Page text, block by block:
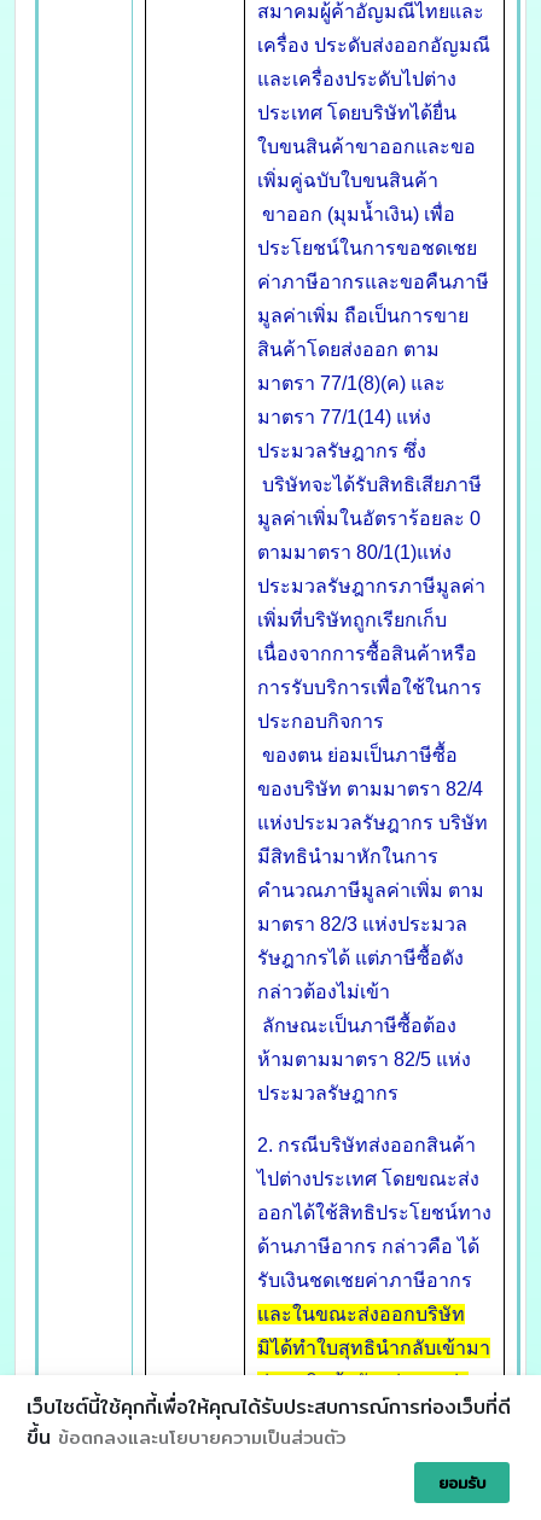
สมาคมผู้ค้าอัญมณีไทยและ
เครื่อง ประดับส่งออกอัญมณี
และเครื่องประดับไปต่าง
ประเทศ โดยบริษัทได้ยื่น
ใบขนสินค้าขาออกและขอ
เพิ่มคู่ฉบับใบขนสินค้า
ขาออก (มุมน้ำเงิน) เพื่อ
ประโยชน์ในการขอชดเชย
ค่าภาษีอากรและขอคืนภาษี
มูลค่าเพิ่ม ถือเป็นการขาย
สินค้าโดยส่งออก ตาม
มาตรา 77/1(8)(ค) และ
มาตรา 77/1(14) แห่ง
ประมวลรัษฎากร ซึ่ง
บริษัทจะได้รับสิทธิเสียภาษี
มูลค่าเพิ่มในอัตราร้อยละ 0
ตามมาตรา 80/1(1)แห่ง
ประมวลรัษฎากรภาษีมูลค่า
เพิ่มที่บริษัทถูกเรียกเก็บ
เนื่องจากการซื้อสินค้าหรือ
การรับบริการเพื่อใช้ในการ
ประกอบกิจการ
ของตน ย่อมเป็นภาษีซื้อ
ของบริษัท ตามมาตรา 82/4
แห่งประมวลรัษฎากร บริษัท
มีสิทธินำมาหักในการ
คำนวณภาษีมูลค่าเพิ่ม ตาม
มาตรา 82/3 แห่งประมวล
รัษฎากรได้ แต่ภาษีซื้อดัง
กล่าวต้องไม่เข้า
ลักษณะเป็นภาษีซื้อต้อง
ห้ามตามมาตรา 82/5 แห่ง
ประมวลรัษฎากร
2. กรณีบริษัทส่งออกสินค้า
ไปต่างประเทศ โดยขณะส่ง
ออกได้ใช้สิทธิประโยชน์ทาง
ด้านภาษีอากร กล่าวคือ ได้
รับเงินชดเชยค่าภาษีอากร
และในขณะส่งออกบริษัท
มิได้ทำใบสุทธินำกลับเข้ามา
ต่อมาสินค้าดังกล่าวถูกส่ง
กลับเข้ามาในราชอาณาจักร
ซึ่งบริษัทต้องยื่นคำร้อง
ขอรับการผ่อนผันใบสุทธิ
เว็บไซต์นี้ใช้คุกกี้เพื่อให้คุณได้รับประสบการณ์การท่องเว็บที่ดี
ขึ้น ข้อตกลงและนโยบายความเป็นส่วนตัว
ยอมรับ